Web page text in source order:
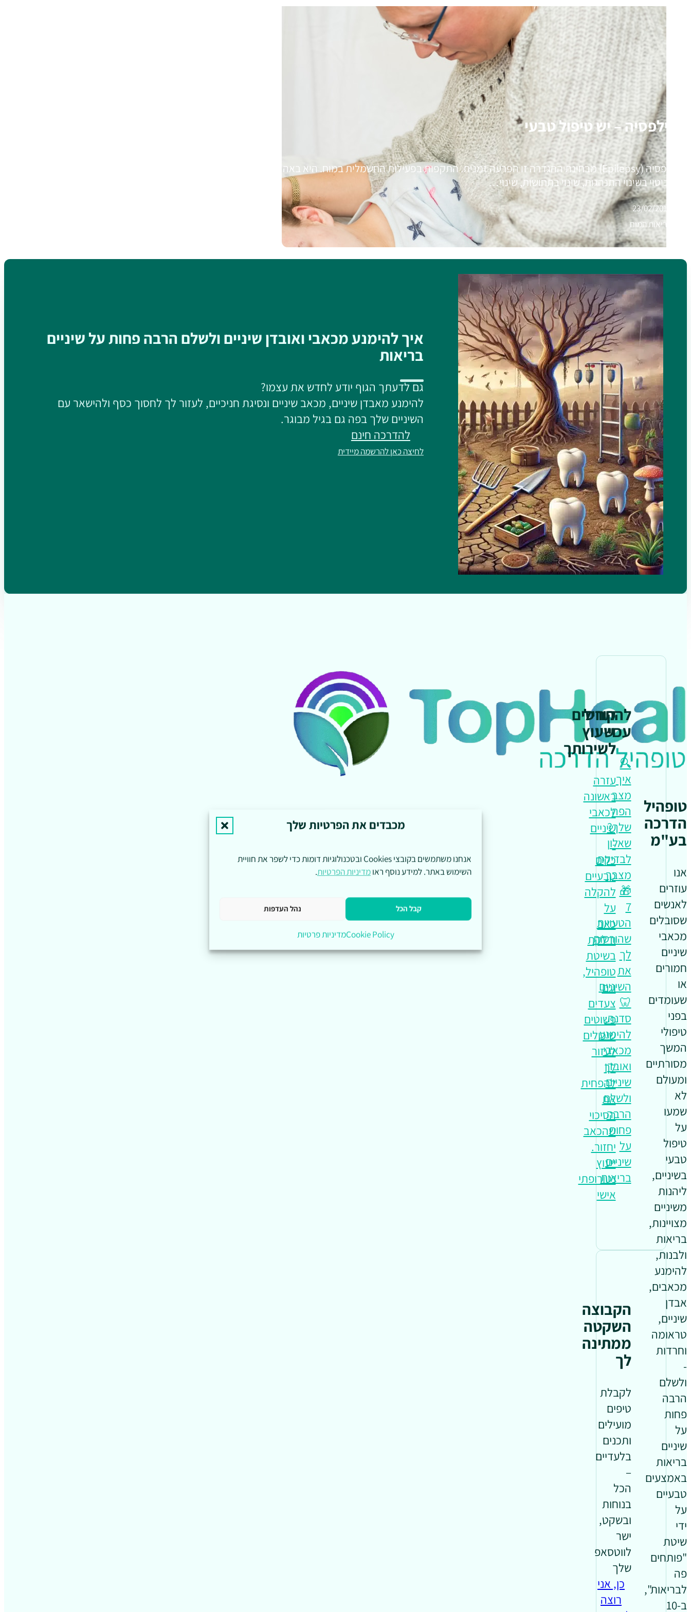
מכבדים את הפרטיות שלך
אנחנו משתמשים בקובצי Cookies ובטכנולוגיות דומות כדי לשפר את חוויית
השימוש באתר. למידע נוסף ראומדיניות הפרטיות.
קבל הכל נהל העדפות
Cookie Policyמדיניות פרטיות
אפילפסיה – יש טיפול טבעי
אפילפסיה (Epilepsy) מבחינת ההגדרה זו הפרעה זמנית. התקפות בפעילות החשמלית במוח. היא באה
לידי ביטוי בשינוי התנהגות, שינוי בתחושות, שינוי…
23/02/2018
בריאות המוח
איך להימנע מכאבי ואובדן שיניים ולשלם הרבה פחות על שיניים
בריאות
גם לדעתך הגוף יודע לחדש את עצמו?
להימנע מאבדן שיניים, מכאב שיניים ונסיגת חניכיים, לעזור לך לחסוך כסף ולהישאר עם
השיניים שלך בפה גם בגיל מבוגר.
להדרכה חינם
לחיצה כאן להרשמה מיידית
טופהיל
הדרכה
בע"מ
אנו
עוזרים
לאנשים
שסובלים
מכאבי
שיניים
חמורים
או
שעומדים
בפני
טיפולי
המשך
מסורתיים
ומעולם
לא
שמעו
על
טיפול
טבעי
בשיניים,
ליהנות
משיניים
מצויינות,
בריאות
ולבנות,
להימנע
מכאבים,
אבדן
שיניים,
טראומה
וחרדות
-
ולשלם
הרבה
פחות
על
שיניים
בריאות
באמצעים
טבעיים
על
ידי
שיטת
"פותחים
פה
לבריאות",
ב-10
להתחיל
עכשיו
🔍
איך
מצב
הפה
שלך?
שאלון
לבדיקת
מצבך
🎁
7
הטעויות
שהורסות
לך
את
השיניים
🦷
סדנה:
להימנע
מכאבי
ואובדן
שיניים
ולשלם
הרבה
פחות
על
שיניים
בריאות
קורסים
וייעוץ
לשירותך
עזרה
ראשונה
לכאבי
שיניים
-
כלים
טבעיים
להקלה
על
כאב
ודלקת
בשיטת
טופהיל,
וגם
צעדים
פשוטים
שיכולים
לעזור
לך
להפחית
את
הסיכוי
שהכאב
יחזור.
ייעוץ
נטורופתי
אישי
הקבוצה
השקטה
ממתינה
לך
לקבלת
טיפים
מועילים
ותכנים
בלעדיים
–
הכל
בנוחות
ובשקט,
ישר
לווטסאפ
שלך
כן, אני
רוצה